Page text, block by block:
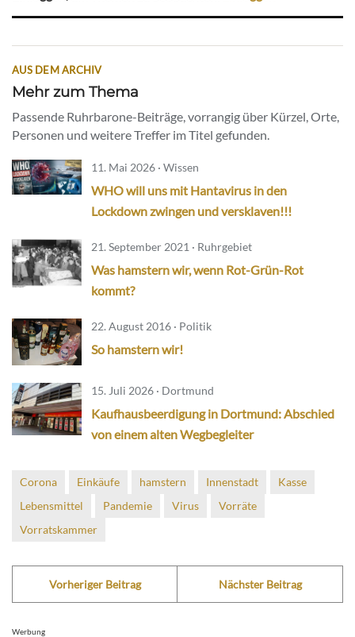
AUS DEM ARCHIV
Mehr zum Thema
Passende Ruhrbarone-Beiträge, vorrangig über Kürzel, Orte,
Personen und weitere Treffer im Titel gefunden.
11. Mai 2026 · Wissen
WHO will uns mit Hantavirus in den
Lockdown zwingen und versklaven!!!
21. September 2021 · Ruhrgebiet
Was hamstern wir, wenn Rot-Grün-Rot
kommt?
22. August 2016 · Politik
So hamstern wir!
15. Juli 2026 · Dortmund
Kaufhausbeerdigung in Dortmund: Abschied
von einem alten Wegbegleiter
Corona Einkäufe hamstern Innenstadt
Kasse
Lebensmittel
Pandemie Virus
Vorräte
Vorratskammer
Vorheriger Beitrag Nächster Beitrag
Werbung